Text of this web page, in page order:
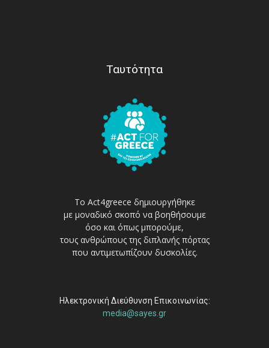
Ταυτότητα
Το Act4greece δημιουργήθηκε
με μοναδικό σκοπό να βοηθήσουμε
όσο και όπως μπορούμε,
τους ανθρώπους της διπλανής πόρτας
που αντιμετωπίζουν δυσκολίες.
Ηλεκτρονική Διεύθυνση Επικοινωνίας:
media@sayes.gr